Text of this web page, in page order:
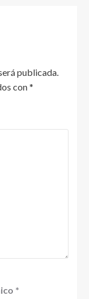
publicada.
con*
*